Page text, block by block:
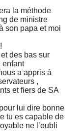
la méthode
de ministre
son papa et moi
des bas sur
enfant
a appris à
,
et fiers de SA
lui dire bonne
tu es capable de
ne l’oubli